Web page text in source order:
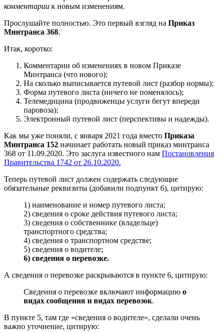
комментарии к новым изменениям.
Прослушайте полностью. Это первый взгляд на Приказ
Минтранса 368.
Итак, коротко:
Комментарии об изменениях в новом Приказе
Минтранса (что нового);
На сколько выписывается путевой лист (разбор нормы);
Форма путевого листа (ничего не поменялось);
Телемедицина (продвиженцы услуги бегут впереди
паровоза);
Электронный путевой лист (перспективы и надежды).
Как мы уже поняли, с января 2021 года вместо Приказа
Минтранса 152 начинает работать новый приказ минтранса
368 от 11.09.2020. Это заслуга известного нам Постановления
Правительства 1742 от 26.10.2020.
Теперь путевой лист должен содержать следующие
обязательные реквизиты (добавили подпункт 6), цитирую:
1) наименование и номер путевого листа;
2) сведения о сроке действия путевого листа;
3) сведения о собственнике (владельце)
транспортного средства;
4) сведения о транспортном средстве;
5) сведения о водителе;
6) сведения о перевозке.
А сведения о перевозке раскрываются в пункте 6, цитирую:
Сведения о перевозке включают информацию о
видах сообщения и видах перевозок.
В пункте 5, там где «сведения о водителе», сделали очень
важно уточнение, цитирую: